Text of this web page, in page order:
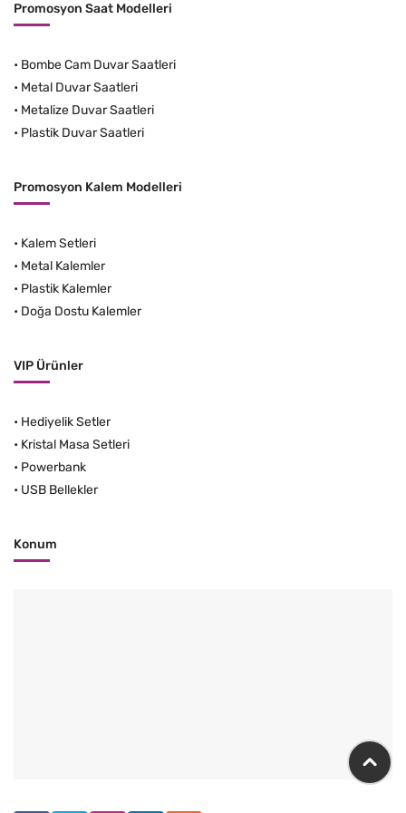
Promosyon Saat Modelleri
• Bombe Cam Duvar Saatleri
• Metal Duvar Saatleri
• Metalize Duvar Saatleri
• Plastik Duvar Saatleri
Promosyon Kalem Modelleri
• Kalem Setleri
• Metal Kalemler
• Plastik Kalemler
• Doğa Dostu Kalemler
VIP Ürünler
• Hediyelik Setler
• Kristal Masa Setleri
• Powerbank
• USB Bellekler
Konum